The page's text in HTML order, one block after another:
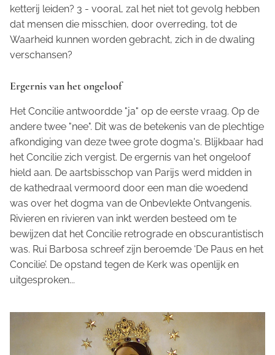
ketterij leiden? 3 - vooral, zal het niet tot gevolg hebben
dat mensen die misschien, door overreding, tot de
Waarheid kunnen worden gebracht, zich in de dwaling
verschansen?
Ergernis van het ongeloof
Het Concilie antwoordde "ja" op de eerste vraag. Op de
andere twee "nee". Dit was de betekenis van de plechtige
afkondiging van deze twee grote dogma's. Blijkbaar had
het Concilie zich vergist. De ergernis van het ongeloof
hield aan. De aartsbisschop van Parijs werd midden in
de kathedraal vermoord door een man die woedend
was over het dogma van de Onbevlekte Ontvangenis.
Rivieren en rivieren van inkt werden besteed om te
bewijzen dat het Concilie retrograde en obscurantistisch
was. Rui Barbosa schreef zijn beroemde ‘De Paus en het
Concilie’. De opstand tegen de Kerk was openlijk en
uitgesproken...